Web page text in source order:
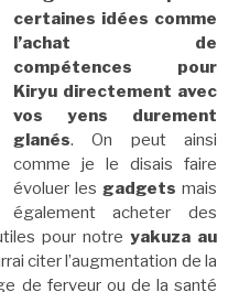
certaines idées comme
l’achat de
compétences pour
Kiryu directement avec
vos yens durement
glanés. On peut ainsi
comme je le disais faire
évoluer les gadgetsmais
également acheter des
pour notre yakuza au
citer l’augmentation de la
de ferveur ou de la santé